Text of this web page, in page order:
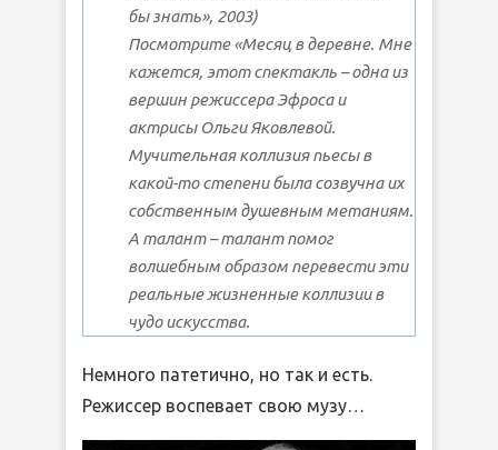
бы знать», 2003)
Посмотрите «Месяц в деревне. Мне
кажется, этот спектакль – одна из
вершин режиссера Эфроса и
актрисы Ольги Яковлевой.
Мучительная коллизия пьесы в
какой-то степени была созвучна их
собственным душевным метаниям.
А талант – талант помог
волшебным образом перевести эти
реальные жизненные коллизии в
чудо искусства.
Немного патетично, но так и есть.
Режиссер воспевает свою музу…